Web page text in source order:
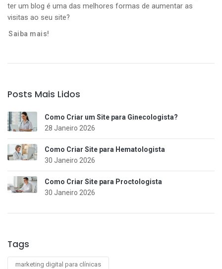
ter um blog é uma das melhores formas de aumentar as
visitas ao seu site?
Saiba mais!
Posts Mais Lidos
Como Criar um Site para Ginecologista?
28 Janeiro 2026
Como Criar Site para Hematologista
30 Janeiro 2026
Como Criar Site para Proctologista
30 Janeiro 2026
Tags
marketing digital para clínicas